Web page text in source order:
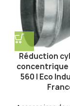
Réduction
concentrique
560 | Eco